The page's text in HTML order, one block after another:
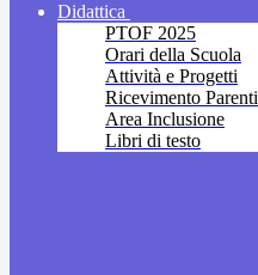
Didattica
PTOF 2025
Orari della Scuola
Attività e Progetti
Ricevimento Parenti
Area Inclusione
Libri di testo